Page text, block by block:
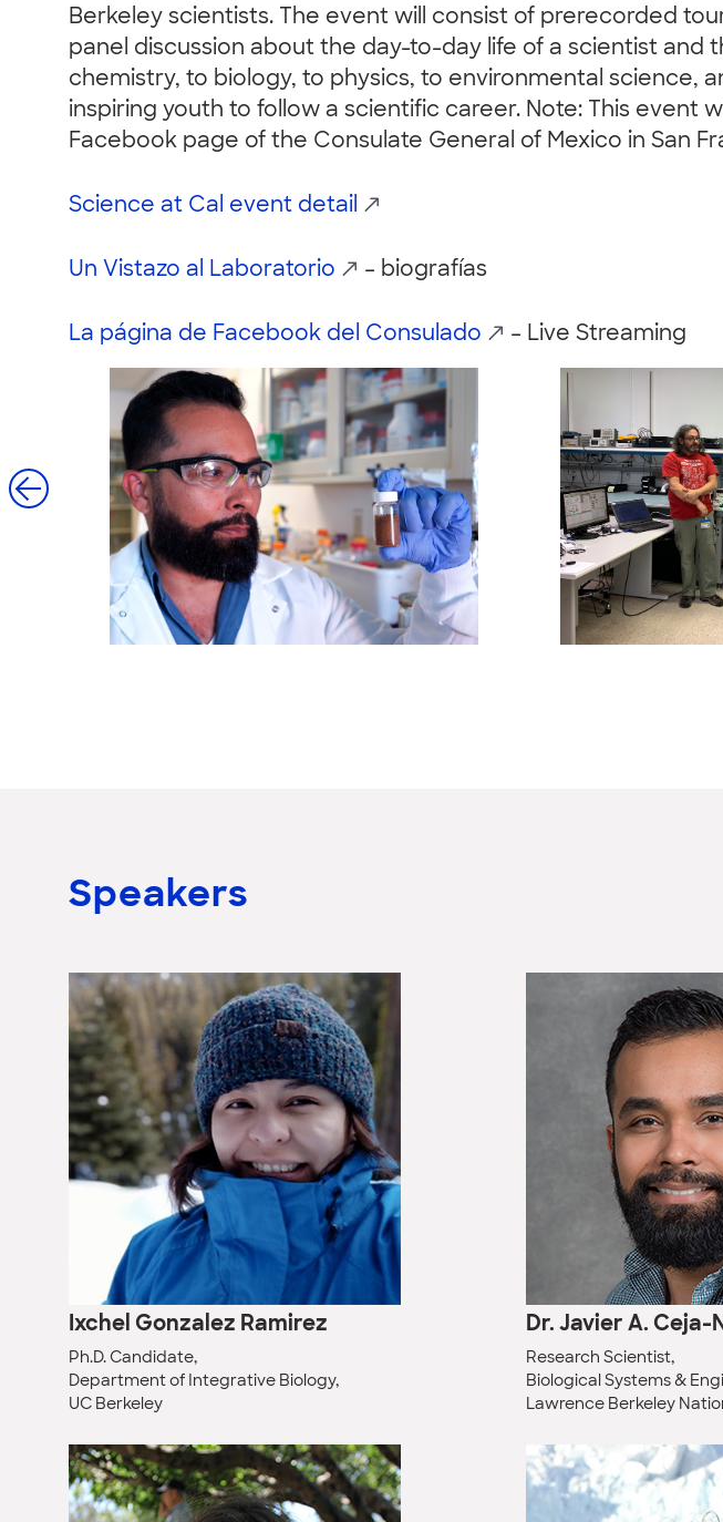
Berkeley scientists. The event will consist of prerecorded
panel discussion about the day-to-day life of a scientist
chemistry, to biology, to physics, to environmental science,
inspiring youth to follow a scientific career. Note: This event
Facebook page of the Consulate General of Mexico in San
Science at Cal event detail
Un Vistazo al Laboratorio – biografías
La página de Facebook del Consulado – Live Streaming
Speakers
Ixchel Gonzalez Ramirez
Ph.D. Candidate,
Department of Integrative Biology,
UC Berkeley
Dr. Javier A. Ceja-
Research Scientist,
Biological Systems &
Lawrence Berkeley